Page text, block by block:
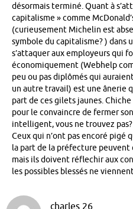
désormais terminé. Quant à
capitalisme » comme
(curieusement Michelin est
symbole du capitalisme? ) dans
s’attaquer aux employeurs qui
économiquement (Webhelp
peu ou pas diplômés qui
un autre travail) est une ânerie
part de ces gilets jaunes.
pour le convaincre de fermer
intelligent, vous ne trouvez pas?
Ceux qui n’ont pas encoré pigé
la part de la préfecture
mais ils doivent réflechir aux
les possibles blessés ne
charles 26